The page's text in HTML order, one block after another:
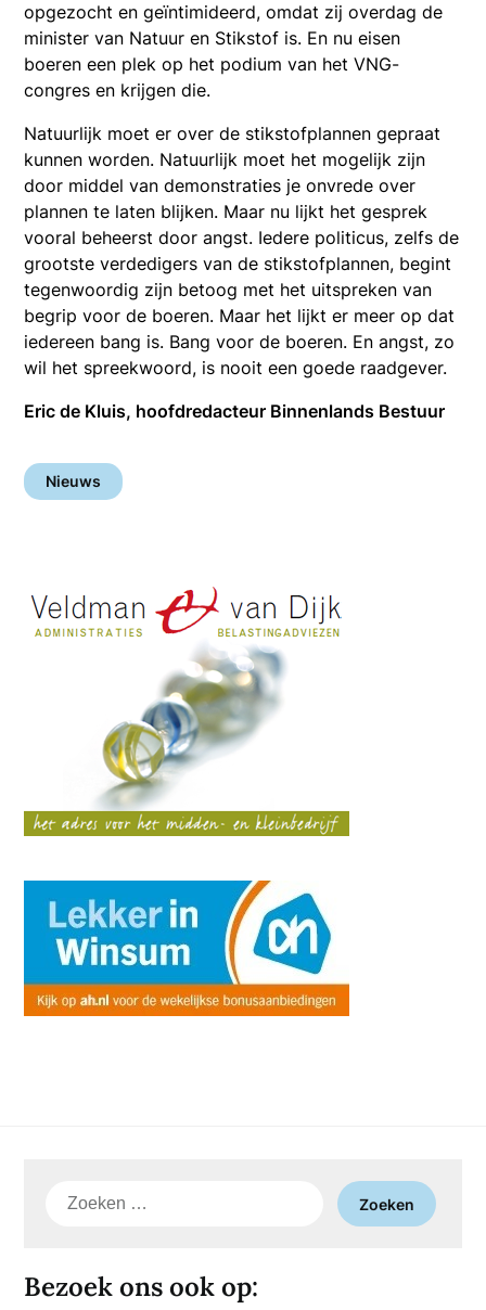
opgezocht en geïntimideerd, omdat zij overdag de
minister van Natuur en Stikstof is. En nu eisen
boeren een plek op het podium van het VNG-
congres en krijgen die.
Natuurlijk moet er over de stikstofplannen gepraat
kunnen worden. Natuurlijk moet het mogelijk zijn
door middel van demonstraties je onvrede over
plannen te laten blijken. Maar nu lijkt het gesprek
vooral beheerst door angst. Iedere politicus, zelfs de
grootste verdedigers van de stikstofplannen, begint
tegenwoordig zijn betoog met het uitspreken van
begrip voor de boeren. Maar het lijkt er meer op dat
iedereen bang is. Bang voor de boeren. En angst, zo
wil het spreekwoord, is nooit een goede raadgever.
Eric de Kluis, hoofdredacteur Binnenlands Bestuur
Nieuws
Zoeken
Bezoek ons ook op: